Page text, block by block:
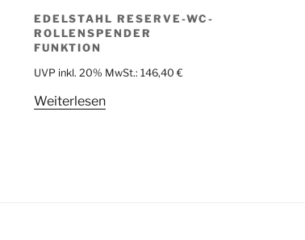
EDELSTAHL RESERVE-WC-
ROLLENSPENDER
FUNKTION
UVP inkl. 20% MwSt.: 146,40 €
Weiterlesen